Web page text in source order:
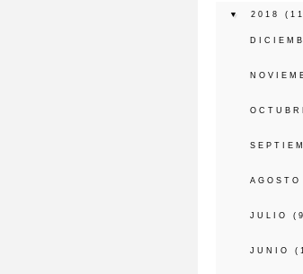
▼ 2018
AGOSTO
JULIO
JUNIO